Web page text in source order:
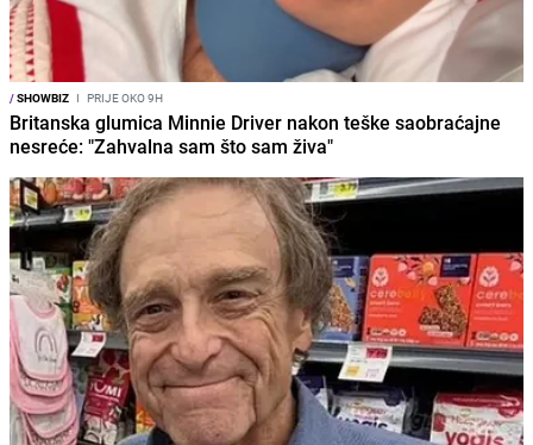
/SHOWBIZ I PRIJE OKO 9H
Britanska glumica Minnie Driver nakon teške saobraćajne
nesreće: "Zahvalna sam što sam živa"